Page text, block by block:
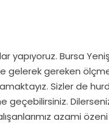
yapıyoruz. Bursa
gelerek gereken
Sizler de
geçebilirsiniz.
azami